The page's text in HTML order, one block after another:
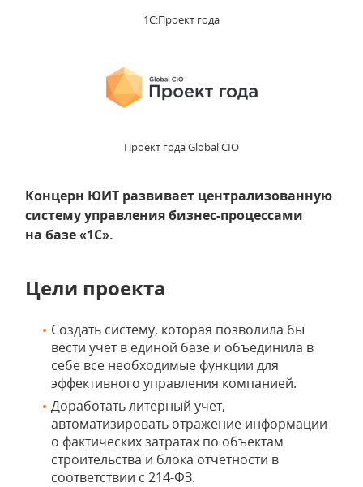
1С:Проект года
Проект года Global CIO
Концерн ЮИТ развивает централизованную
систему управления бизнес-процессами
на базе «1С».
Цели проекта
Создать систему, которая позволила бы
вести учет в единой базе и объединила в
себе все необходимые функции для
эффективного управления компанией.
Доработать литерный учет,
автоматизировать отражение информации
о фактических затратах по объектам
строительства и блока отчетности в
соответствии с 214-ФЗ.